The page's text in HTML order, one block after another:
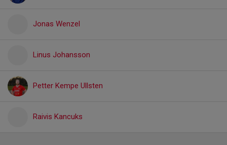
Jonas Wenzel
Linus Johansson
Petter Kempe Ullsten
Raivis Kancuks